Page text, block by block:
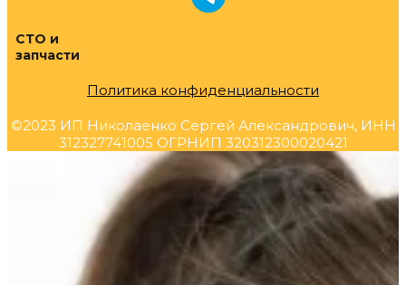
СТО и
запчасти
Политика конфиденциальности
©2023 ИП Николаенко Сергей Александрович, ИНН
312327741005 ОГРНИП 320312300020421